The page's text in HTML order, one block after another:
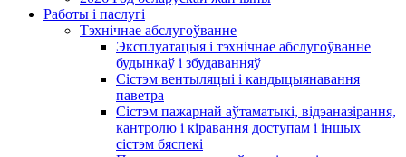
Работы і паслугі
Тэхнічнае абслугоўванне
Эксплуатацыя і тэхнічнае абслугоўванне
будынкаў і збудаванняў
Сістэм вентыляцыі і кандыцыянавання
паветра
Сістэм пажарнай аўтаматыкі, відэаназірання,
кантролю і кіравання доступам і іншых
сістэм бяспекі